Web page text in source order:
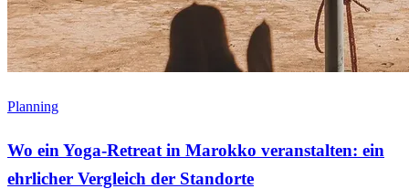
Planning
Wo ein Yoga-Retreat in Marokko veranstalten: ein
ehrlicher Vergleich der Standorte